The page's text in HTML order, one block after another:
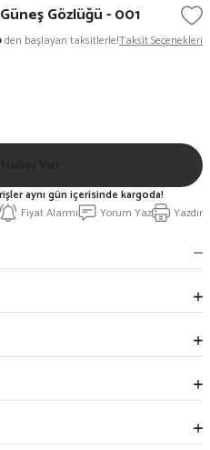
Gözlüğü - 001
den başlayan taksitlerle!Taksit Seçenekleri
Fiyat Alarmı Yorum Yaz Yazdır
aynı gün içerisinde kargoda!